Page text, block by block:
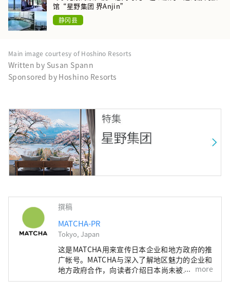
馆“星野集团 界Anjin”
静冈县
Main image courtesy of Hoshino Resorts
Written by Susan Spann
Sponsored by Hoshino Resorts
撰稿
MATCHA-PR
Tokyo, Japan
这是MATCHA用来宣传日本企业和地方政府的推
广帐号。MATCHA与深入了解地区魅力的企业和
地方政府合作，向读者介绍日本尚未被发现的魅
力！同时我们也根据该地区的政府和企业等提供
more